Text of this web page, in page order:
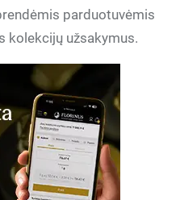
parduotuvėmis
kolekcijų užsakymus.